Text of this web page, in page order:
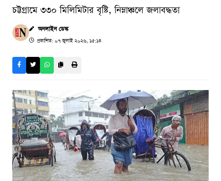
চট্টগ্রামে ৩৩০ মিলিমিটার বৃষ্টি, নিম্নাঞ্চলে জলাবদ্ধতা
অনলাইন ডেস্ক
প্রকাশিত: ০৭ জুলাই ২০২৬, ১৫:১৪